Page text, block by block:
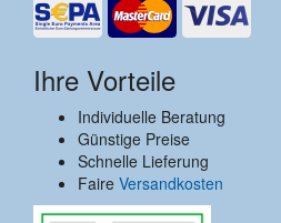
Ihre Vorteile
Individuelle Beratung
Günstige Preise
Schnelle Lieferung
Faire Versandkosten